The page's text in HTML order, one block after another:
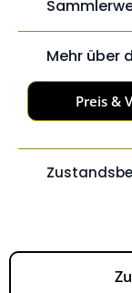
Mehr über
Preis &